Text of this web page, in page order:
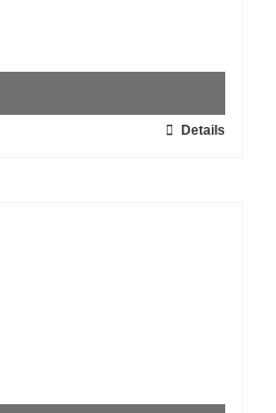
Details